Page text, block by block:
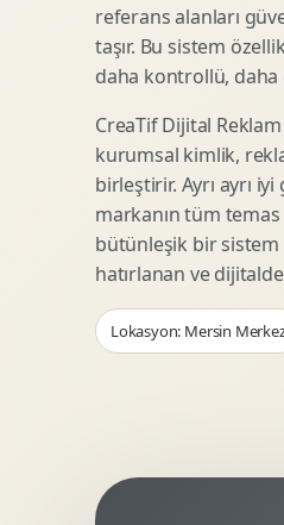
Eticaret SEO Altyapisi
Logo Animasyonu
Mikro Animasyon Tasarimi
Reklam Motion Video
Arayuz Animasyonu
Sosyal Medya Motion
referans alanları
taşır. Bu sistem
daha kontrollü,
CreaTif Dijital Reklam
kurumsal kimlik,
birleştirir. Ayrı ayrı
markanın tüm
bütünleşik bir sistem
hatırlanan ve
Lokasyon: Mersin